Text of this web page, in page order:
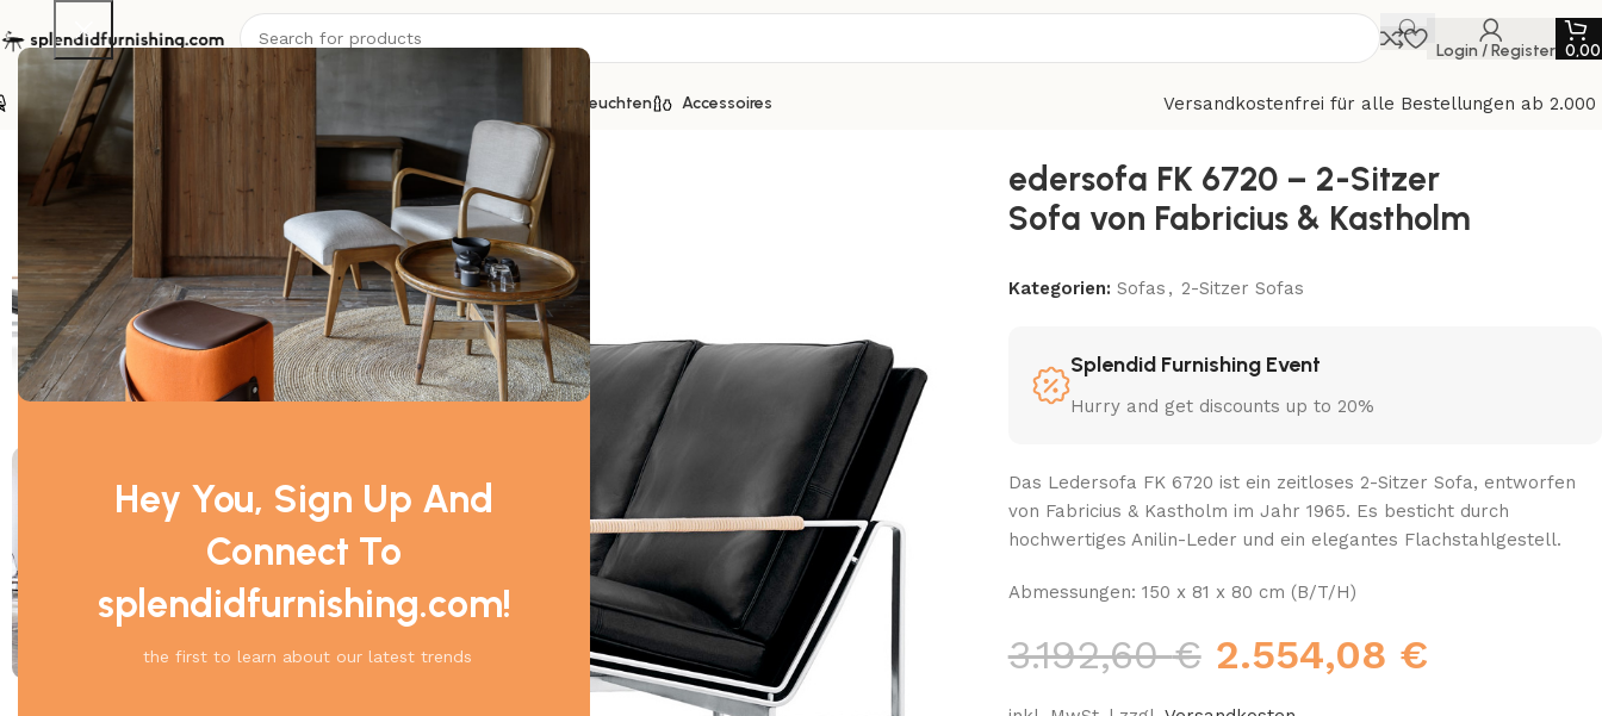
Hey You, Sign Up And
Connect To
splendidfurnishing.com!
the first to learn about our latest trends
Login / Register
Stühle Sessel Leuchten Accessoires
Versandkostenfrei für alle Bestellungen ab 2.000
Start
Sofas 2-Sitzer Sofas edersofa FK 6720 – 2-Sitzer Sofa von Fabricius & Kastholm
edersofa FK 6720 – 2-Sitzer
Sofa von Fabricius & Kastholm
Kategorien: Sofas , 2-Sitzer Sofas
Splendid Furnishing Event
Hurry and get discounts up to 20%
Das Ledersofa FK 6720 ist ein zeitloses 2-Sitzer Sofa, entworfen
von Fabricius & Kastholm im Jahr 1965. Es besticht durch
hochwertiges Anilin-Leder und ein elegantes Flachstahlgestell.
Abmessungen: 150 x 81 x 80 cm (B/T/H)
3.192,60€ 2.554,08 €